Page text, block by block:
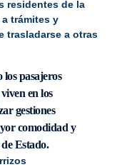
residentes de la
trámites y
trasladarse a otras
pasajeros
en los
gestiones
comodidad y
Estado.